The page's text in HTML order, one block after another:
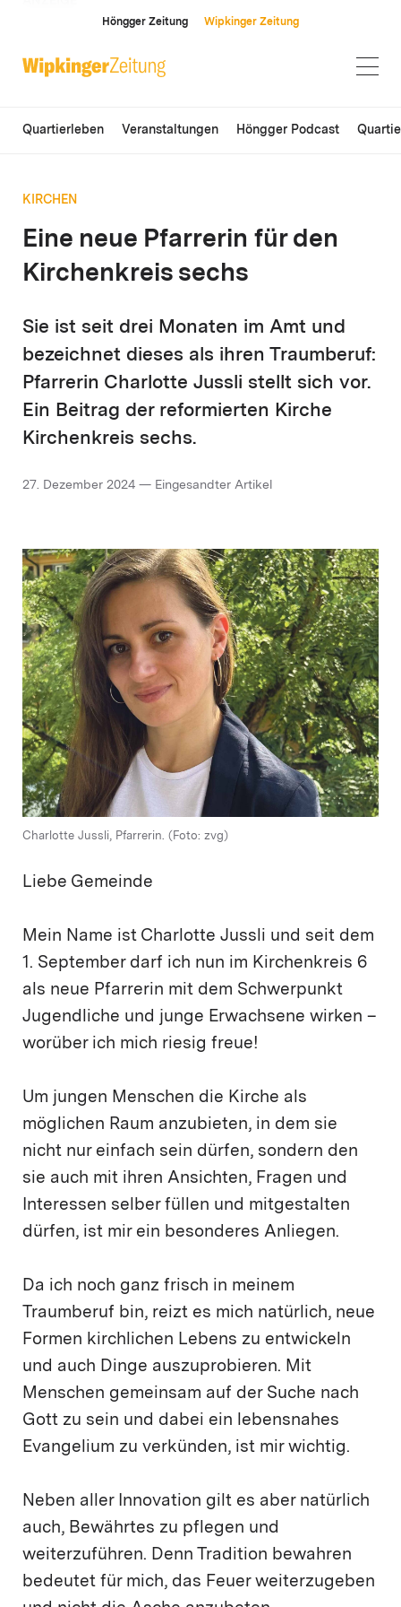
Höngger Zeitung Wipkinger Zeitung
Quartierleben Veranstaltungen Höngger Podcast
KIRCHEN
Eine neue Pfarrerin für den
Kirchenkreis sechs
Sie ist seit drei Monaten im Amt und
bezeichnet dieses als ihren Traumberuf:
Pfarrerin Charlotte Jussli stellt sich vor.
Ein Beitrag der reformierten Kirche
Kirchenkreis sechs.
27. Dezember 2024 — Eingesandter Artikel
Charlotte Jussli, Pfarrerin. (Foto: zvg)
Liebe Gemeinde
Mein Name ist Charlotte Jussli und seit dem
1. September darf ich nun im Kirchenkreis 6
als neue Pfarrerin mit dem Schwerpunkt
Jugendliche und junge Erwachsene wirken –
worüber ich mich riesig freue!
Um jungen Menschen die Kirche als
möglichen Raum anzubieten, in dem sie
nicht nur einfach sein dürfen, sondern den
sie auch mit ihren Ansichten, Fragen und
Interessen selber füllen und mitgestalten
dürfen, ist mir ein besonderes Anliegen.
Da ich noch ganz frisch in meinem
Traumberuf bin, reizt es mich natürlich, neue
Formen kirchlichen Lebens zu entwickeln
und auch Dinge auszuprobieren. Mit
Menschen gemeinsam auf der Suche nach
Gott zu sein und dabei ein lebensnahes
Evangelium zu verkünden, ist mir wichtig.
Neben aller Innovation gilt es aber natürlich
auch, Bewährtes zu pflegen und
weiterzuführen. Denn Tradition bewahren
bedeutet für mich, das Feuer weiterzugeben